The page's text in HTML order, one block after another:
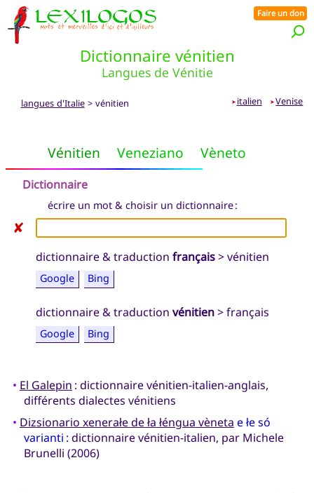
Dictionnaire vénitien
Langues de Vénitie
Faire un don
langues d'Italie> vénitien ➤ italien ➤Venise
Vénitien Veneziano Vèneto
Dictionnaire
écrire un mot & choisir un dictionnaire :
✘
dictionnaire & traductionfrançais> vénitien
Google Bing
dictionnaire & traductionvénitien> français
Google Bing
• El Galepin : dictionnaire vénitien-italien-anglais,
différents dialectes vénitiens
• Dizsionario xenerałe de ła łéngua vèneta e łe só
varianti : dictionnaire vénitien-italien, par Michele
Brunelli (2006)